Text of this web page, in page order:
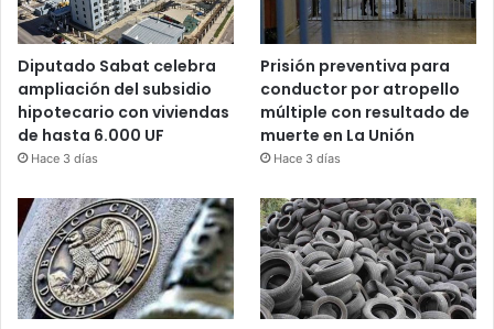
Diputado Sabat celebra
ampliación del subsidio
hipotecario con viviendas
de hasta 6.000 UF
Hace 3 días
Prisión preventiva para
conductor por atropello
múltiple con resultado de
muerte en La Unión
Hace 3 días